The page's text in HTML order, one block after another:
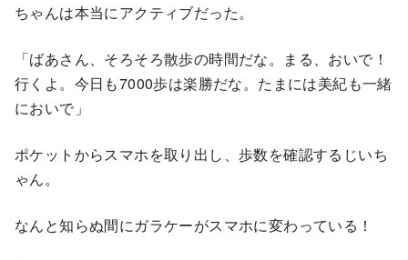
ちゃんは本当にアクティブだった。
「ばあさん、そろそろ散歩の時間だな。まる、おいで！
行くよ。今日も7000歩は楽勝だな。たまには美紀も一緒
においで」
ポケットからスマホを取り出し、歩数を確認するじいち
ゃん。
なんと知らぬ間にガラケーがスマホに変わっている！